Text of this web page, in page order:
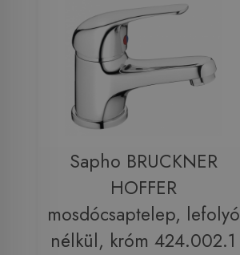
Sapho BRUCKNER
HOFFER
mosdócsaptelep, lefolyó
nélkül, króm 424.002.1